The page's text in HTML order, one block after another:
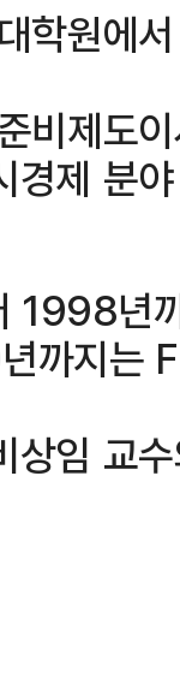
학원에
비제도
경제 분
년
지는
상임 교